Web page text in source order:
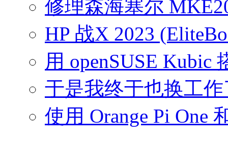
修理森海塞尔
HP 战X 2023
用 openSUSE Kubic
于是我终于也换工作
使用 Orange Pi One